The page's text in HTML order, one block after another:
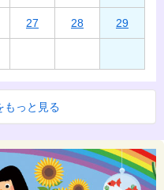
27 28 29
もっと見る